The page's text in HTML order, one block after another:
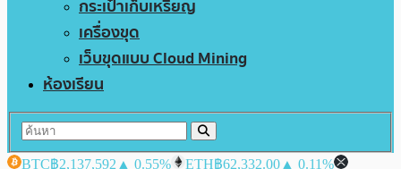
กระเป๋าเก็บเหรียญ
เครื่องขุด
เว็บขุดแบบ Cloud Mining
ห้องเรียน
BTC฿2,137,592 ▲ 0.55% ETH฿62,332.00 ▲ 0.11%